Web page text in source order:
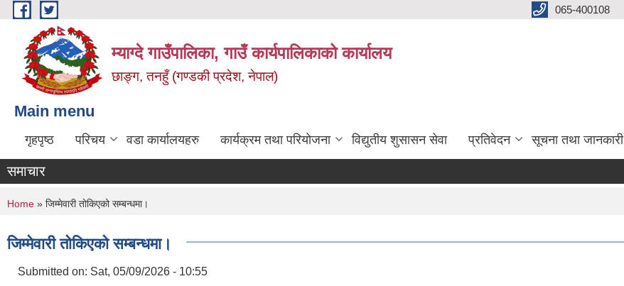
Skip to main content 065-400108
म्याग्दे गाउँपालिका, गाउँ कार्यपालिकाको कार्यालय
छाङ्ग, तनहुँ (गण्डकी प्रदेश, नेपाल)
Main menu
गृहपृष्ठ परिचय वडा कार्यालयहरु कार्यक्रम तथा परियोजना विद्युतीय शुसासन सेवा प्रतिवेदन सूचना तथा जानकारी
समाचार
You are here
Home » जिम्मेवारी तोकिएको सम्बन्धमा।
जिम्मेवारी तोकिएको सम्बन्धमा।
Submitted on: Sat, 05/09/2026 - 10:55